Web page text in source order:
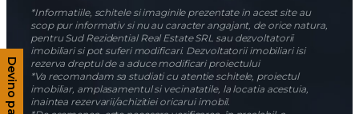
*Informatiile, schitele si imaginile prezentate in acest site au
scop pur informativ si nu au caracter angajant, de orice natura,
pentru Sud Rezidential Real Estate SRL sau dezvoltatorii
imobiliari si pot suferi modificari. Dezvoltatorii imobiliari isi
rezerva dreptul de a aduce modificari proiectului
*Va recomandam sa studiati cu atentie schitele, proiectul
imobiliar, amplasamentul si vecinatatile, la locatia acestuia,
inaintea rezervarii/achizitiei oricarui imobil.